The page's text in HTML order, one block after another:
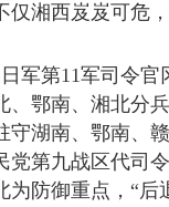
仅湘西岌岌可危
军第11军司令官
、鄂南、湘北分
守湖南、鄂南、
党第九战区代司
为防御重点，“后